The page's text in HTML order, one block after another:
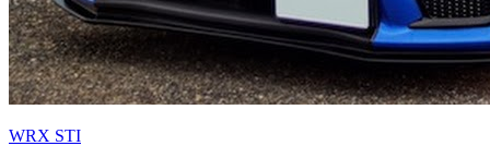
WRX STI